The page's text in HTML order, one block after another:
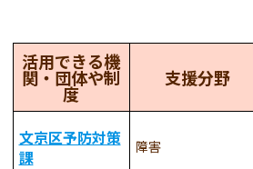
活用できる機
関・団体や制
度
支援分野
文京区予防対策
課
障害